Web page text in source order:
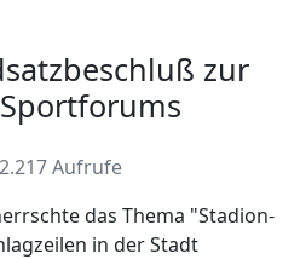
zur
Aufrufe
das Thema "Stadion-
in der Stadt